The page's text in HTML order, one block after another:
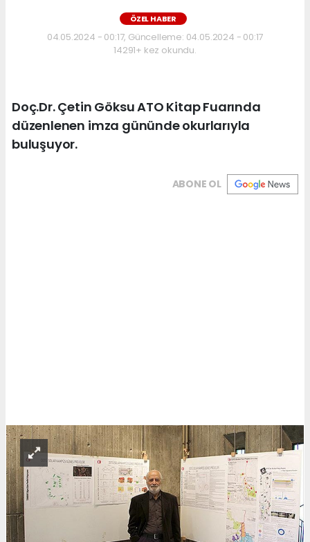
ÖZEL HABER
04.05.2024 - 00:17, Güncelleme: 04.05.2024 - 00:17
14291+ kez okundu.
Doç.Dr. Çetin Göksu ATO Kitap Fuarında
düzenlenen imza gününde okurlarıyla
buluşuyor.
ABONE OL